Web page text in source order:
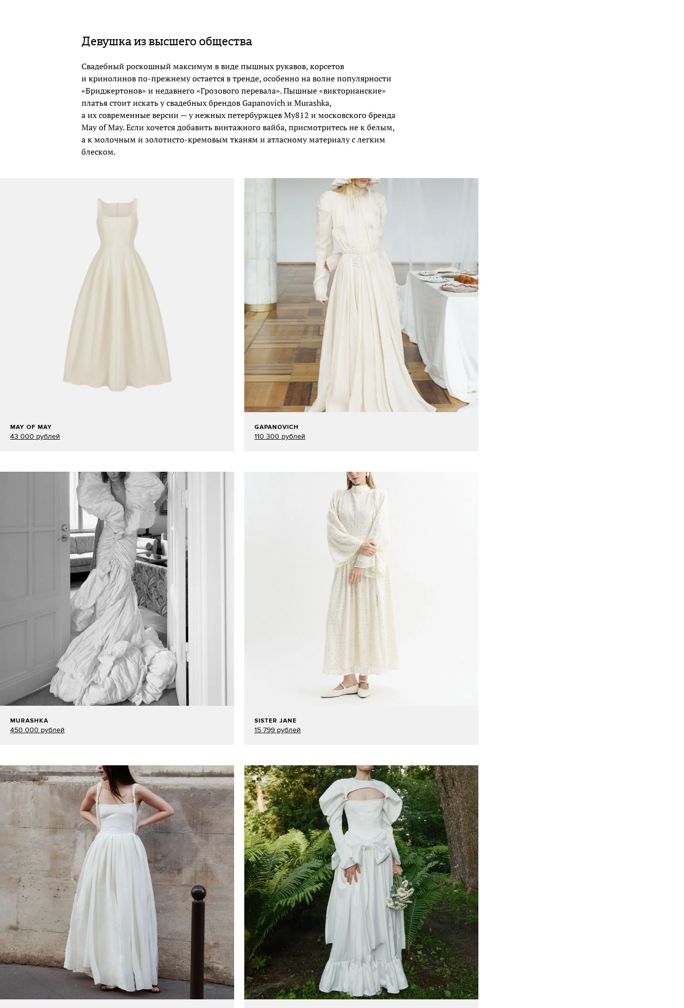
Девушка из высшего общества
Свадебный роскошный максимум в виде пышных рукавов, корсетов
и кринолинов по-прежнему остается в тренде, особенно на волне популярности
«Бриджертонов» и недавнего «Грозового перевала». Пышные «викторианские»
платья стоит искать у свадебных брендов Gapanovich и Murashka,
а их современные версии — у нежных петербуржцев My812 и московского бренда
May of May. Если хочется добавить винтажного вайба, присмотритесь не к белым,
а к молочным и золотисто-кремовым тканям и атласному материалу с легким
блеском.
MAY OF MAY
43 000 рублей
GAPANOVICH
110 300 рублей
MURASHKA
450 000 рублей
SISTER JANE
15 799 рублей